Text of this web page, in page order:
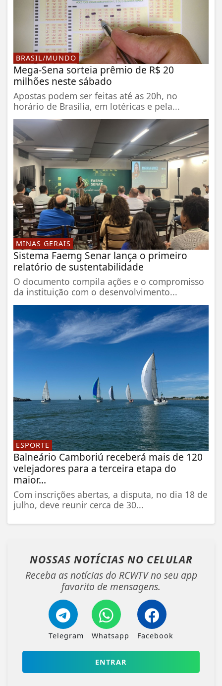
BRASIL/MUNDO
Mega-Sena sorteia prêmio de R$ 20
milhões neste sábado
Apostas podem ser feitas até as 20h, no
horário de Brasília, em lotéricas e pela...
MINAS GERAIS
Sistema Faemg Senar lança o primeiro
relatório de sustentabilidade
O documento compila ações e o compromisso
da instituição com o desenvolvimento...
ESPORTE
Balneário Camboriú receberá mais de 120
velejadores para a terceira etapa do
maior...
Com inscrições abertas, a disputa, no dia 18 de
julho, deve reunir cerca de 30...
NOSSAS NOTÍCIAS NO CELULAR
Receba as notícias do RCWTV no seu app
favorito de mensagens.
Telegram Whatsapp Facebook
ENTRAR